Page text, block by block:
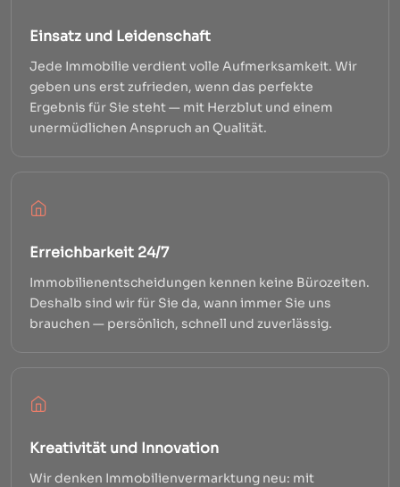
Einsatz und Leidenschaft
Jede Immobilie verdient volle Aufmerksamkeit. Wir
geben uns erst zufrieden, wenn das perfekte
Ergebnis für Sie steht — mit Herzblut und einem
unermüdlichen Anspruch an Qualität.
Erreichbarkeit 24/7
Immobilienentscheidungen kennen keine Bürozeiten.
Deshalb sind wir für Sie da, wann immer Sie uns
brauchen — persönlich, schnell und zuverlässig.
Kreativität und Innovation
Wir denken Immobilienvermarktung neu: mit